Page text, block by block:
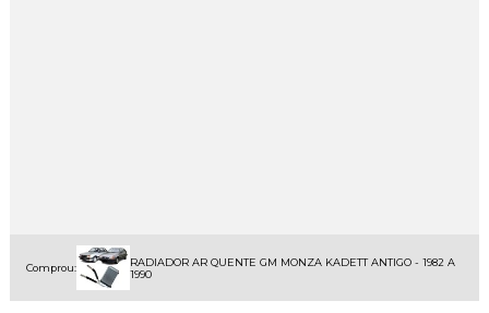
Comprou:
RADIADOR AR QUENTE GM MONZA KADETT ANTIGO - 1982 A
1990